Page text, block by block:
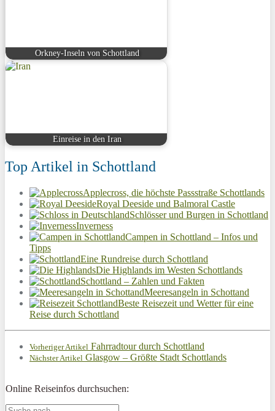
Orkney-Inseln von Schottland
Einreise in den Iran
Top Artikel in Schottland
Applecross, die höchste Passstraße Schottlands
Royal Deeside und Balmoral Castle
Schlösser und Burgen in Schottland
Inverness
Campen in Schottland – Infos und
Tipps
Eine Rundreise durch Schottland
Die Highlands im Westen Schottlands
Schottland – Zahlen und Fakten
Meeresangeln in Schottand
Beste Reisezeit und Wetter für eine
Reise durch Schottland
Vorheriger Artikel Fahrradtour durch Schottland
Nächster Artikel Glasgow – Größte Stadt Schottlands
Online Reiseinfos durchsuchen: